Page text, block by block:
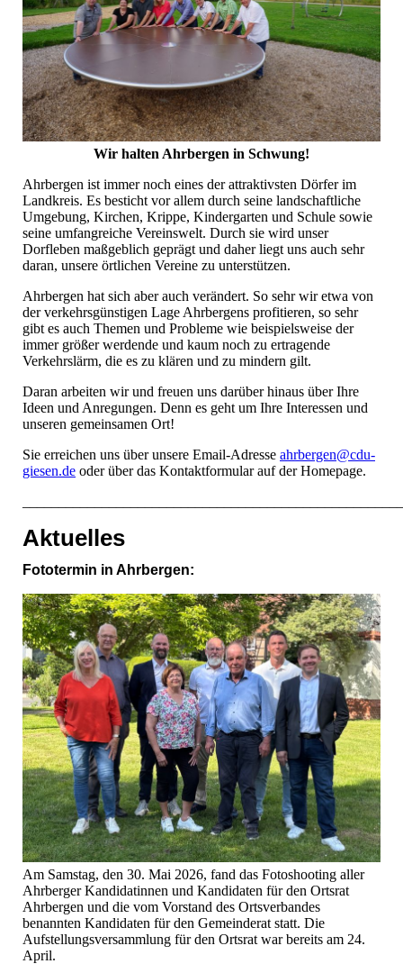
Wir halten Ahrbergen in Schwung!
Ahrbergen ist immer noch eines der attraktivsten Dörfer im
Landkreis. Es besticht vor allem durch seine landschaftliche
Umgebung, Kirchen, Krippe, Kindergarten und Schule sowie
seine umfangreiche Vereinswelt. Durch sie wird unser
Dorfleben maßgeblich geprägt und daher liegt uns auch sehr
daran, unsere örtlichen Vereine zu unterstützen.
Ahrbergen hat sich aber auch verändert. So sehr wir etwa von
der verkehrsgünstigen Lage Ahrbergens profitieren, so sehr
gibt es auch Themen und Probleme wie beispielsweise der
immer größer werdende und kaum noch zu ertragende
Verkehrslärm, die es zu klären und zu mindern gilt.
Daran arbeiten wir und freuen uns darüber hinaus über Ihre
Ideen und Anregungen. Denn es geht um Ihre Interessen und
unseren gemeinsamen Ort!
Sie erreichen uns über unsere Email-Adresse ahrbergen@cdu-
giesen.de oder über das Kontaktformular auf der Homepage.
Aktuelles
Fototermin in Ahrbergen:
Am Samstag, den 30. Mai 2026, fand das Fotoshooting aller
Ahrberger Kandidatinnen und Kandidaten für den Ortsrat
Ahrbergen und die vom Vorstand des Ortsverbandes
benannten Kandidaten für den Gemeinderat statt. Die
Aufstellungsversammlung für den Ortsrat war bereits am 24.
April.